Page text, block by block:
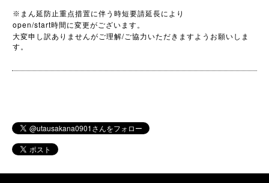
※ まん延防止重点措置に伴う時短要請延長により
open/start時間に変更がございます。
大変申し訳ありませんがご理解/ご協力いただきますようお願いしま
す。